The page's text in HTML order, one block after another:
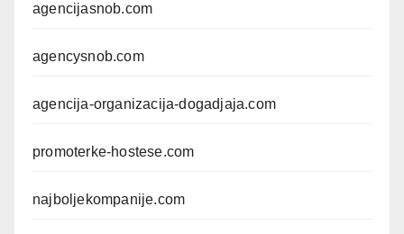
agencijasnob.com
agencysnob.com
agencija-organizacija-dogadjaja.com
promoterke-hostese.com
najboljekompanije.com